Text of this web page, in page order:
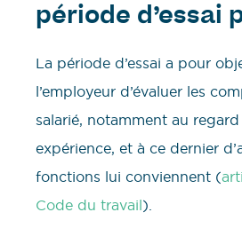
période d’essai
La période d’essai a pour
l’employeur d’évaluer les
salarié, notamment au
expérience, et à ce dernier
fonctions lui conviennent (
Code du travail).